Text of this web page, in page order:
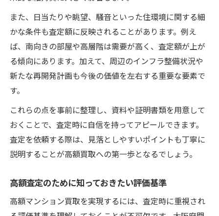
また、日当たりや眺望、騒音といった住環境に関する細
かな条件も査定額に反映されることがあります。例え
ば、南向きの部屋や高層階は需要が高く、査定額が上が
る傾向にあります。加えて、周辺のインフラ整備状況や
新たな再開発計画も今後の価値を左右する重要な要素で
す。
これらの点を事前に整理し、資料や証明書類を用意して
おくことで、査定時に自信を持ってアピールできます。
査定を依頼する際は、見落としやすいポイントも丁寧に
説明することが高額買取への第一歩となるでしょう。
高額査定のために知っておきたい評価基準
高額マンション買取を実現するには、査定時に重視され